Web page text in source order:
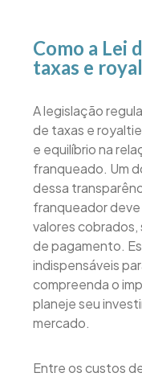
Como a Lei
taxas e
A legislação
de taxas e
e equilíbrio na
franqueado. Um
dessa
franqueador
valores cobrados,
de pagamento.
indispensáveis
compreenda o
planeje seu
mercado.
Entre os custos